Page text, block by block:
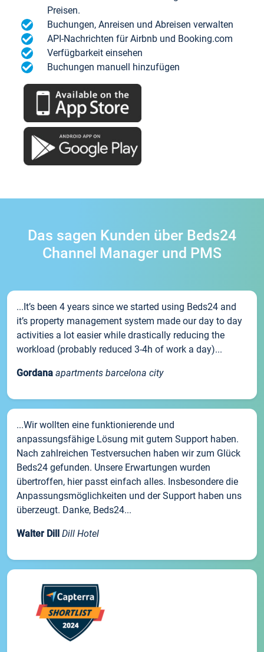
Preisen.
Buchungen, Anreisen und Abreisen verwalten
API-Nachrichten für Airbnb und Booking.com
Verfügbarkeit einsehen
Buchungen manuell hinzufügen
Das sagen Kunden über Beds24
Channel Manager und PMS
...It’s been 4 years since we started using Beds24 and
it’s property management system made our day to day
activities a lot easier while drastically reducing the
workload (probably reduced 3-4h of work a day)...
Gordana apartments barcelona city
...Wir wollten eine funktionierende und
anpassungsfähige Lösung mit gutem Support haben.
Nach zahlreichen Testversuchen haben wir zum Glück
Beds24 gefunden. Unsere Erwartungen wurden
übertroffen, hier passt einfach alles. Insbesondere die
Anpassungsmöglichkeiten und der Support haben uns
überzeugt. Danke, Beds24...
Walter Dill Dill Hotel